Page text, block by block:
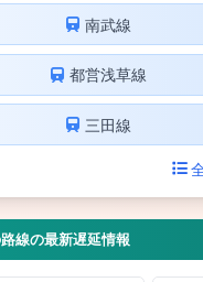
南武線
都営浅草線
三田線
線の最新遅延情報